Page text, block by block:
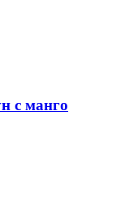
с манго